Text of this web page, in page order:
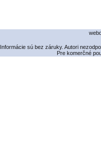
Informácie sú bez záruky. Autori
Pre komerčné